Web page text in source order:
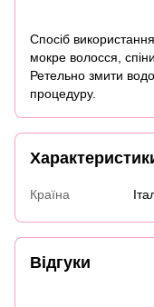
Спосіб
мокре волосся,
Ретельно змити
процедуру.
Країна
Відгуки